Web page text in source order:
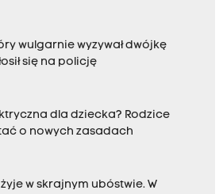
wulgarnie wyzywał dwójkę
się na policję
dla dziecka? Rodzice
o nowych zasadach
w skrajnym ubóstwie. W